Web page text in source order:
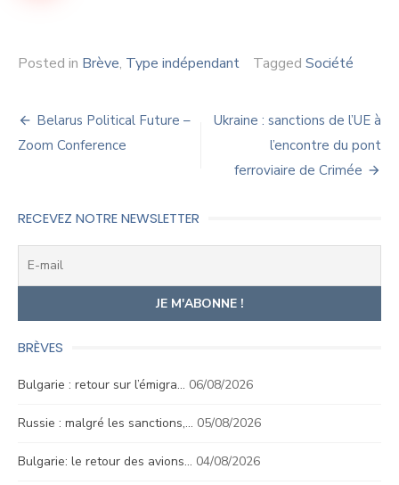
Posted in Brève, Type indépendant Tagged Société
Navigation
de
Belarus Political Future –
Zoom Conference
Ukraine : sanctions de l’UE à
l’encontre du pont
ferroviaire de Crimée
RECEVEZ NOTRE NEWSLETTER
BRÈVES
Bulgarie : retour sur l’émigra… 06/08/2026
Russie : malgré les sanctions,… 05/08/2026
Bulgarie: le retour des avions… 04/08/2026